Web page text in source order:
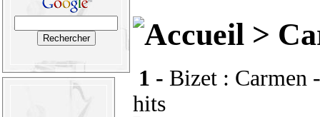
>
1 - Bizet : Carmen
hits